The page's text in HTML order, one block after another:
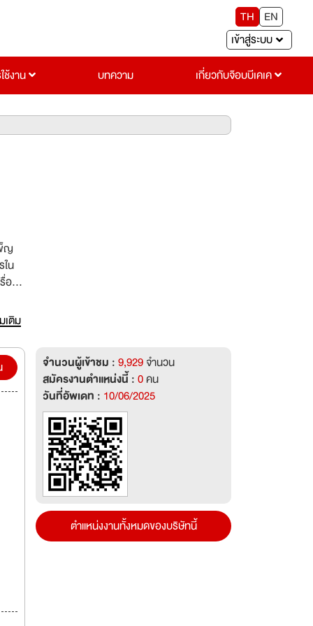
TH
EN
เข้าสู่ระบบ
ช้งาน
บทความ เกี่ยวกับจ๊อบบีเคเค
ญ
น
อง
กรุ่น
า
เติม
จำนวนผู้เข้าชม :9,929จำนวน
สมัครงานตำแหน่งนี้ :0คน
วันที่อัพเดท : 10/06/2025
ตำแหน่งงานทั้งหมดของบริษัทนี้